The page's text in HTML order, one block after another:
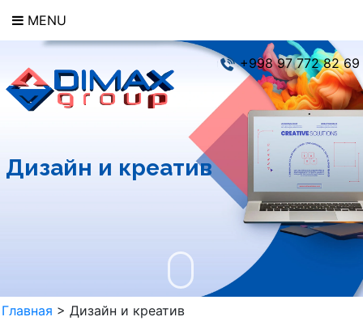
MENU
+998 97 772 82 69
Дизайн и креатив
Главная > Дизайн и креатив